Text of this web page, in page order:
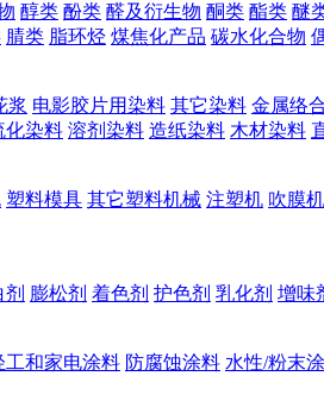
醇类 酚类 醛及衍生物 酮类 酯类 醚
腈类 脂环烃 煤焦化产品 碳水化合物
浆 电影胶片用染料 其它染料 金属络
化染料 溶剂染料 造纸染料 木材染料
塑料模具 其它塑料机械 注塑机 吹膜机
膨松剂 着色剂 护色剂 乳化剂 增味
工和家电涂料 防腐蚀涂料 水性/粉末